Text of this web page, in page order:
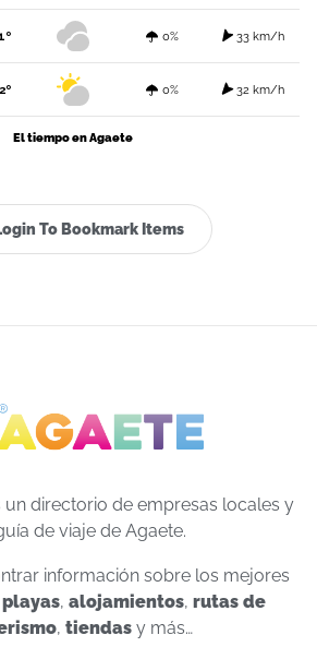
0% 33 km/h
0% 32 km/h
El tiempo en Agaete
To Bookmark Items
un directorio de empresas locales y
de viaje de Agaete.
información sobre los mejores
playas, alojamientos, rutas de
, tiendasy más…